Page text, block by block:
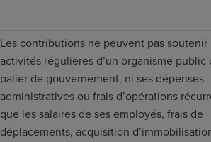
Les contributions ne peuvent pas soutenir
activités régulières d’un organisme public
palier de gouvernement, ni ses dépenses
administratives ou frais d’opérations
que les salaires de ses employés, frais de
déplacements, acquisition